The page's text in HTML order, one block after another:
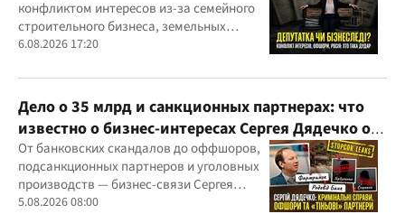
конфликтом интересов из-за семейного
строительного бизнеса, земельных
скандалов, судебных дел
6.08.2026 17:20
Дело о 35 млрд и санкционных партнерах: что
известно о бизнес-интересах Сергея Дядечко от
"Родовид Банка" до "ФАРМАСЕЛ"
От банковских скандалов до оффшоров,
подсанкционных партнеров и уголовных
производств — бизнес-связи Сергея
Дядечко до сих пор простираются через
5.08.2026 08:00